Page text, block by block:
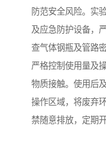
防范安全风险。实
及应急防护设备，
查气体钢瓶及管路
严格控制使用量及
物质接触。使用后
操作区域，将废弃
禁随意排放，定期